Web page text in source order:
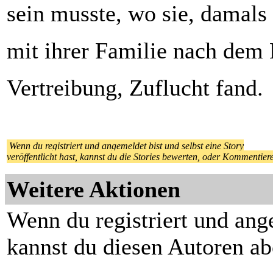
sein musste, wo sie,
mit ihrer Familie nach dem
Vertreibung, Zuflucht fand.
Wenn du registriert und angemeldet bist und selbst eine Story
veröffentlicht hast, kannst du die Stories bewerten, oder
Weitere Aktionen
Wenn du registriert und
kannst du diesen Autoren